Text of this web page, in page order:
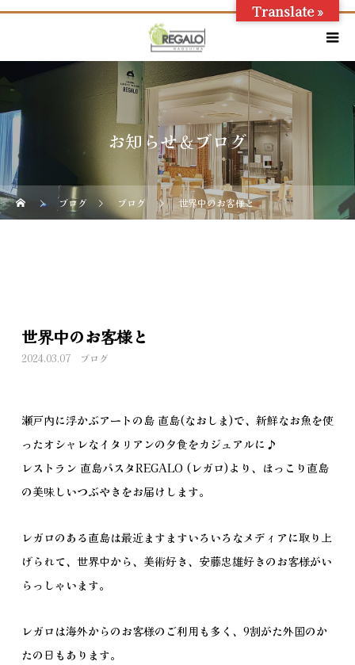
お知らせ＆ブログ
ブログ ブログ 世界中のお客様と
世界中のお客様と
2024.03.07 ブログ
瀬戸内に浮かぶアートの島 直島(なおしま)で、新鮮なお魚を使
ったオシャレなイタリアンの夕食をカジュアルに♪
レストラン 直島パスタREGALO (レガロ)より、ほっこり直島
の美味しいつぶやきをお届けします。
レガロのある直島は最近ますますいろいろなメディアに取り上
げられて、世界中から、美術好き、安藤忠雄好きのお客様がい
らっしゃいます。
レガロは海外からのお客様のご利用も多く、9割がた外国のか
たの日もあります。
Translate »